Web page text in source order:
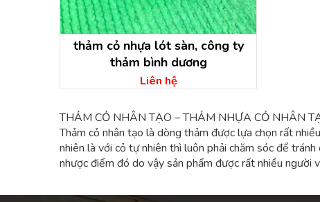
thảm cỏ nhựa lót sàn, công ty
thảm bình dương
Liên hệ
THẢM CỎ NHÂN TẠO – THẢM NHỰA CỎ NHÂN
Thảm cỏ nhân tạo là dòng thảm được lựa chọn rất
nhiên là với cỏ tự nhiên thì luôn phải chăm sóc để
nhược điểm đó do vậy sản phẩm được rất nhiều người